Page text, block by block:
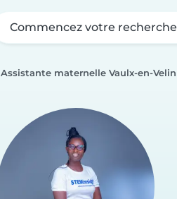
Commencez votre recherche
Assistante maternelle Vaulx-en-Velin